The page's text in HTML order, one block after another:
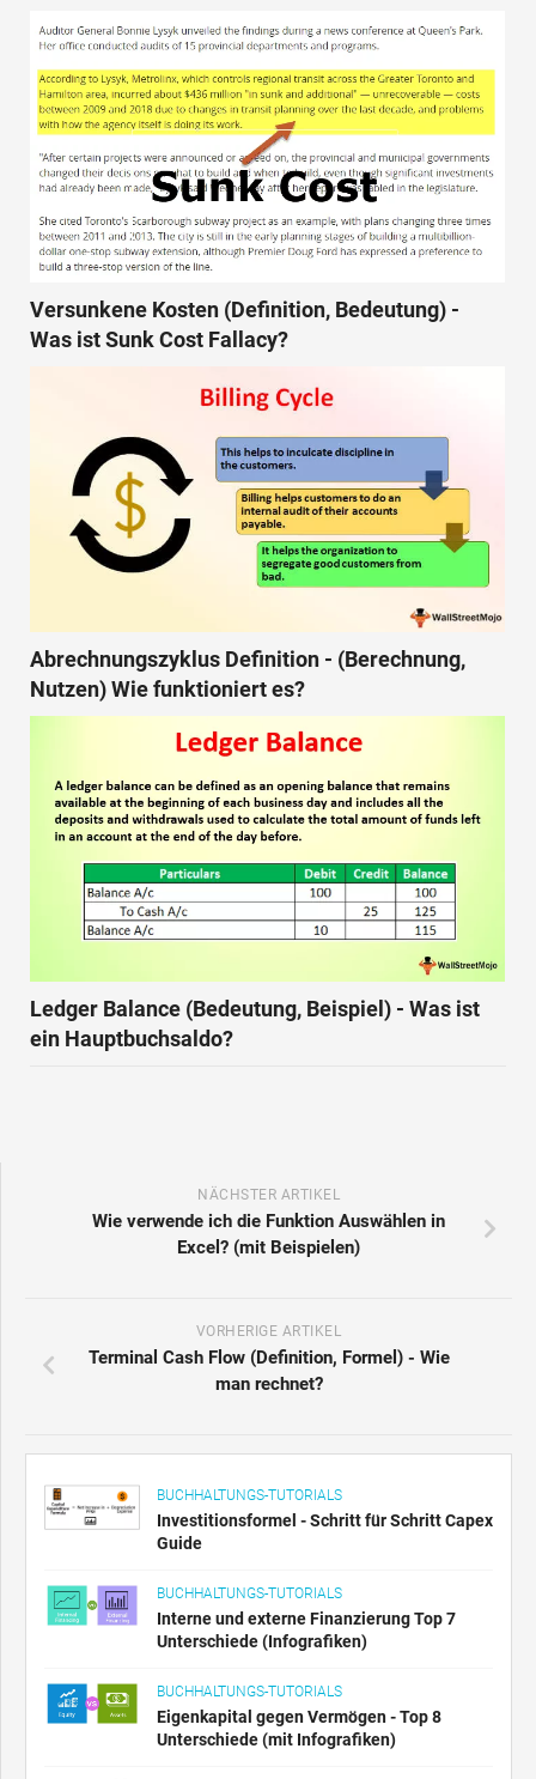
Versunkene Kosten (Definition, Bedeutung) -
Was ist Sunk Cost Fallacy?
Abrechnungszyklus Definition - (Berechnung,
Nutzen) Wie funktioniert es?
Ledger Balance (Bedeutung, Beispiel) - Was ist
ein Hauptbuchsaldo?
NÄCHSTER ARTIKEL
Wie verwende ich die Funktion Auswählen in
Excel? (mit Beispielen)
VORHERIGE ARTIKEL
Terminal Cash Flow (Definition, Formel) - Wie
man rechnet?
BUCHHALTUNGS-TUTORIALS
Investitionsformel - Schritt für Schritt Capex
Guide
BUCHHALTUNGS-TUTORIALS
Interne und externe Finanzierung Top 7
Unterschiede (Infografiken)
BUCHHALTUNGS-TUTORIALS
Eigenkapital gegen Vermögen - Top 8
Unterschiede (mit Infografiken)